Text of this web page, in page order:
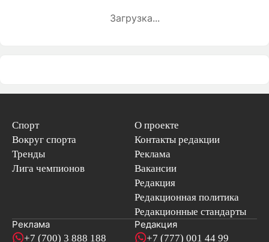
Загрузка...
Спорт
Вокруг спорта
Тренды
Лига чемпионов
О проекте
Контакты редакции
Реклама
Вакансии
Редакция
Редакционная политика
Редакционные стандарты
Реклама
+7 (700) 3 888 188
Редакция
+7 (777) 001 44 99